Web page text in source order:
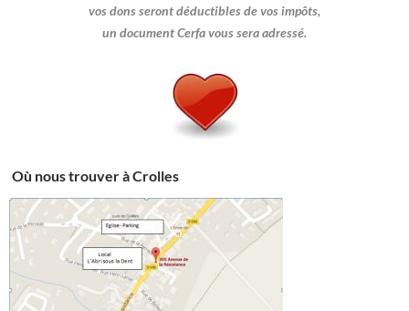
vos dons seront déductibles de vos impôts,
un document Cerfa vous sera adressé.
Où nous trouver à Crolles